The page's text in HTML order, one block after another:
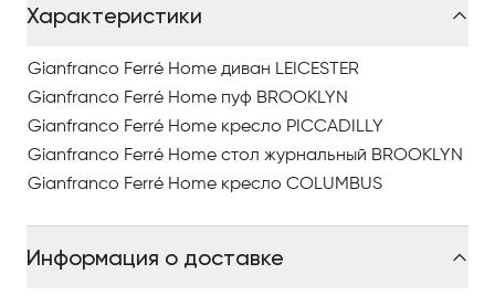
источниками вдохновения, придающими
Ассортимент коллекции каталога Frames Gianfranco
Ferré Home поражает своим разнообразием и
изысканностью дизайна. От роскошных мебельных
композиций до стильных текстильных решений –
совершенства и комфорта.
Характеристики
Gianfranco Ferré Home диван LEICESTER
Gianfranco Ferré Home пуф BROOKLYN
Gianfranco Ferré Home кресло PICCADILLY
Gianfranco Ferré Home стол журнальный BROOKLYN
Gianfranco Ferré Home кресло COLUMBUS
Информация о доставке